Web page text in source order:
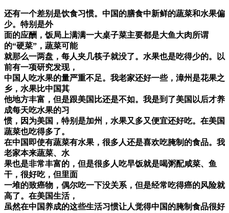
还有一个差别是饮食习惯。中国的膳食中新鲜的蔬菜和水果偏
少。特别是外
面的应酬，饭局上满满一大桌子菜主要都是大鱼大肉所谓
的“硬菜”，蔬菜可能
就那么一两盘，每人夹几筷子就没了。水果也是吃得少的。以
前有一项研究发现，
中国人吃水果的量严重不足。我老家还好一些，漳州是花果之
乡，水果比中国其
他地方丰富，但是跟美国比还是不如。我是到了美国以后才养
成每天吃水果的习
惯，因为美国，特别是加州，水果又多又便宜还好吃。在美国
蔬菜也吃得多了。
在中国即使有蔬菜有水果，很多人还是喜欢吃腌制的食品。我
老家本来蔬菜、水
果也是非常丰富的，但是很多人吃早饭就是喝粥配咸菜、鱼
干，很好吃，但里面
一堆的致癌物，偶尔吃一下没关系，但是经常吃得癌的风险就
高了。在美国生活，
虽然在中国养成的这些生活习惯让人觉得中国的腌制食品很好